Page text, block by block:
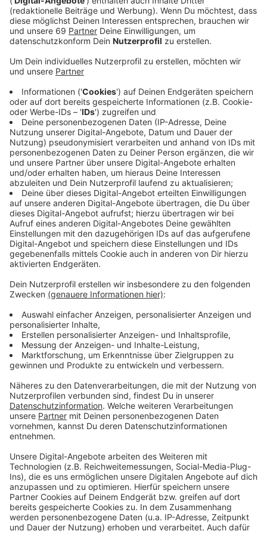
Emotionale Songtexte kann James Blunt. Das beweist
Druck und Liebe? Das ist nie eine gute Kombination.
Jokester den Song mit Jack Savoretti. Während des
Lockdowns in der Coronapandemie fanden beide
zueinander - klassisch in einer "Zoom-Schreibsession"
so ist sein neuer Hit entstanden.
Anzeige
Wir benötigen Ihre
Zustimmung, um den YouTube
Video-Service zu laden!
Wir verwenden einen Service eines
Drittanbieters, um Videoinhalte
einzubetten. Dieser Service kann
Daten zu Ihren Aktivitäten
sammeln. Bitte lesen Sie die
Details durch und stimmen Sie der
Nutzung des Service zu, um dieses
Video anzusehen.
Mehr Informationen
Akzeptieren
Management Platform
James Blunt - Love Under Pressure
Anzeige
Anzeige